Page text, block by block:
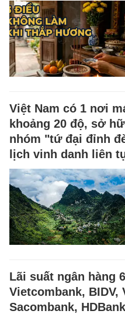
Việt Nam có 1 nơi
khoảng 20 độ, sở
nhóm "tứ đại đỉnh
lịch vinh danh liên
Lãi suất ngân hàng
Vietcombank, BIDV,
Sacombank,